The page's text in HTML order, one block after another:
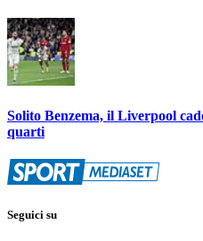
Solito Benzema, il Liverpool
quarti
Seguici su